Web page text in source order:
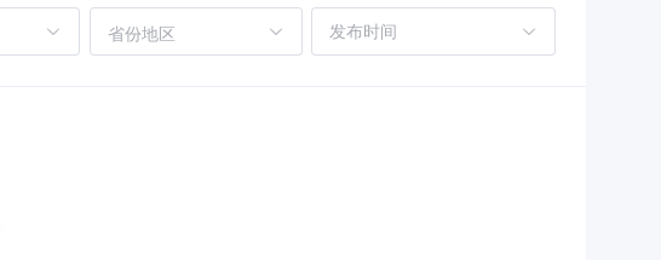
省份地区